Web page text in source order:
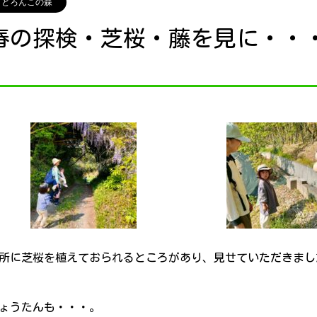
の探検・芝桜・藤を見に・・
に芝桜を植えておられるところがあり、見せていただきま
うたんも・・・。